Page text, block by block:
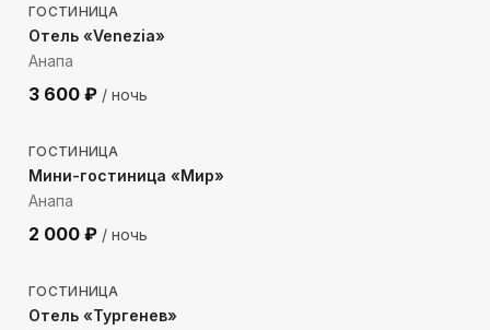
ГОСТИНИЦА
Отель «Venezia»
Анапа
3 600 ₽ / ночь
814м до моря
ГОСТИНИЦА
Мини-гостиница «Мир»
Анапа
2 000 ₽ / ночь
1564 м до моря
ГОСТИНИЦА
Отель «Тургенев»